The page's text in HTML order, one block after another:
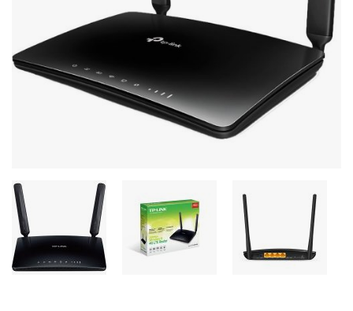
Сетевое оборудование
Системы охлаждения
Видеонаблюдение
Компьютеры Fujitsu
Комплектующие ПК